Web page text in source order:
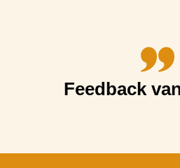
Feedback